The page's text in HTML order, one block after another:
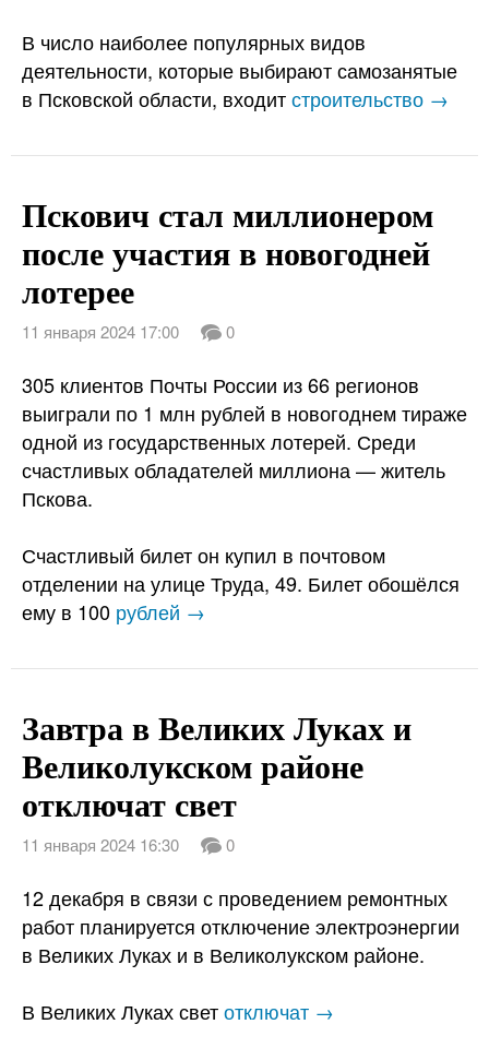
В число наиболее популярных видов
деятельности, которые выбирают самозанятые
в Псковской области, входитстроительство →
Пскович стал миллионером
после участия в новогодней
лотерее
11 января 2024 17:00 0
305 клиентов Почты России из 66 регионов
выиграли по 1 млн рублей в новогоднем тираже
одной из государственных лотерей. Среди
счастливых обладателей миллиона — житель
Пскова.
Счастливый билет он купил в почтовом
отделении на улице Труда, 49. Билет обошёлся
ему в 100 рублей →
Завтра в Великих Луках и
Великолукском районе
отключат свет
11 января 2024 16:30 0
12 декабря в связи с проведением ремонтных
работ планируется отключение электроэнергии
в Великих Луках и в Великолукском районе.
В Великих Луках светотключат →